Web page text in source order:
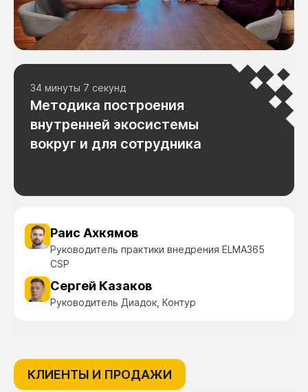
34 минуты 7 секунд
Методика построения
внутренней экосистемы
вокруг и для сотрудника
Раис Ахкямов
Руководитель практики внедрения ELMA365
CSP
Сергей Казаков
Руководитель Диадок, Контур
КЛИЕНТЫ И ПРОДАЖИ